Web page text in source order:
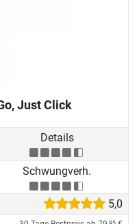
Just Click
Details
Schwungverh.
5,0